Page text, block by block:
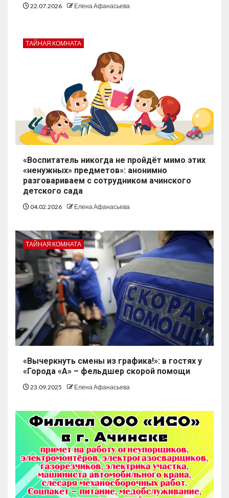
22.07.2026 Елена Афанасьева
ТАЙНАЯ КОМНАТА
«Воспитатель никогда не пройдёт мимо этих
«ненужных» предметов»: анонимно
разговариваем с сотрудником ачинского
детского сада
04.02.2026 Елена Афанасьева
ТАЙНАЯ КОМНАТА
«Вычеркнуть смены из графика!»: в гостях у
«Города «А» – фельдшер скорой помощи
23.09.2025 Елена Афанасьева